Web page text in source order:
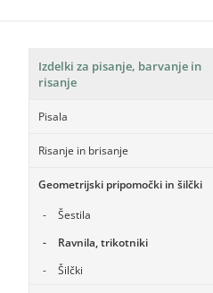
Izdelki za pisanje, barvanje in
risanje
Pisala
Risanje in brisanje
Geometrijski pripomočki in šilčki
Šestila
Ravnila, trikotniki
Šilčki